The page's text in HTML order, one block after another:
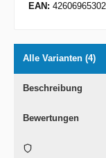
EAN:
Alle Varianten (4)
Beschreibung
Bewertungen